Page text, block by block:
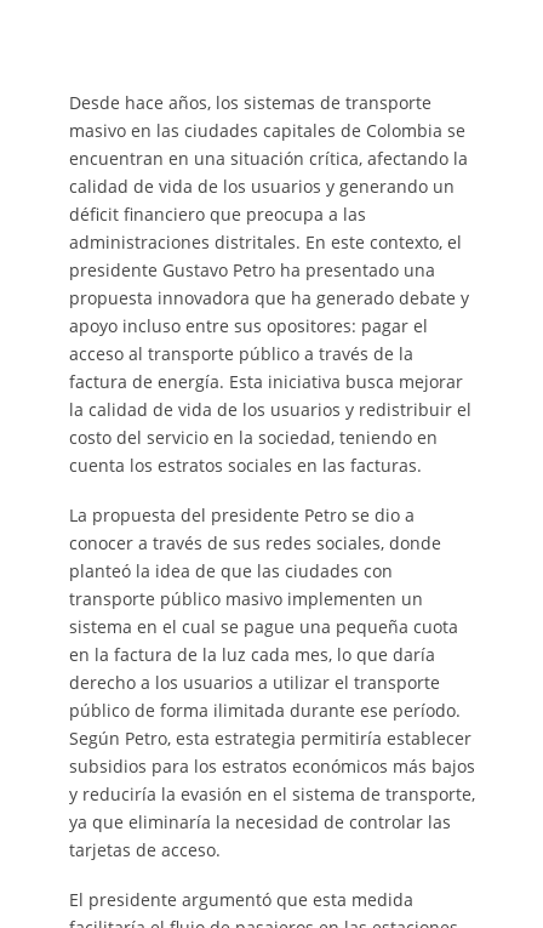
Desde hace años, los sistemas de transporte
masivo en las ciudades capitales de Colombia se
encuentran en una situación crítica, afectando la
calidad de vida de los usuarios y generando un
déficit financiero que preocupa a las
administraciones distritales. En este contexto, el
presidente Gustavo Petro ha presentado una
propuesta innovadora que ha generado debate y
apoyo incluso entre sus opositores: pagar el
acceso al transporte público a través de la
factura de energía. Esta iniciativa busca mejorar
la calidad de vida de los usuarios y redistribuir el
costo del servicio en la sociedad, teniendo en
cuenta los estratos sociales en las facturas.
La propuesta del presidente Petro se dio a
conocer a través de sus redes sociales, donde
planteó la idea de que las ciudades con
transporte público masivo implementen un
sistema en el cual se pague una pequeña cuota
en la factura de la luz cada mes, lo que daría
derecho a los usuarios a utilizar el transporte
público de forma ilimitada durante ese período.
Según Petro, esta estrategia permitiría establecer
subsidios para los estratos económicos más bajos
y reduciría la evasión en el sistema de transporte,
ya que eliminaría la necesidad de controlar las
tarjetas de acceso.
El presidente argumentó que esta medida